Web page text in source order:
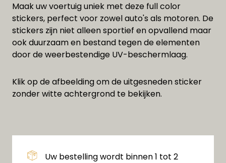
Maak uw voertuig uniek met deze full color
stickers, perfect voor zowel auto's als motoren. De
stickers zijn niet alleen sportief en opvallend maar
ook duurzaam en bestand tegen de elementen
door de weerbestendige UV-beschermlaag.
Klik op de afbeelding om de uitgesneden sticker
zonder witte achtergrond te bekijken.
Uw bestelling wordt binnen 1 tot 2